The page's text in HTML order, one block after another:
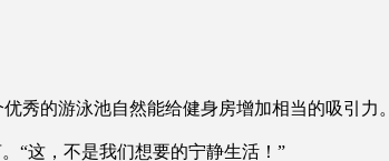
秀的游泳池自然能给健身房增加相当的吸引力。
“这，不是我们想要的宁静生活！”